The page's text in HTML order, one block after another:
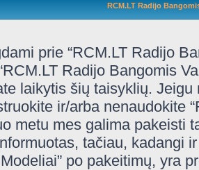
RCM.LT Radijo
prie “RCM.LT Radijo
Radijo Bangomis
laikytis šių taisyklių.
ir/arba nenaudokite
metu mes galima pakeisti
tačiau, kadangi
po pakeitimų, yra